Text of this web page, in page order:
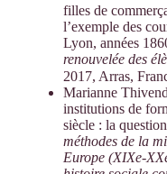
filles de
l’exemple des
Lyon, années
renouvelée des
2017, Arras,
Marianne
institutions de
siècle : la
méthodes de la
Europe (XIXe-